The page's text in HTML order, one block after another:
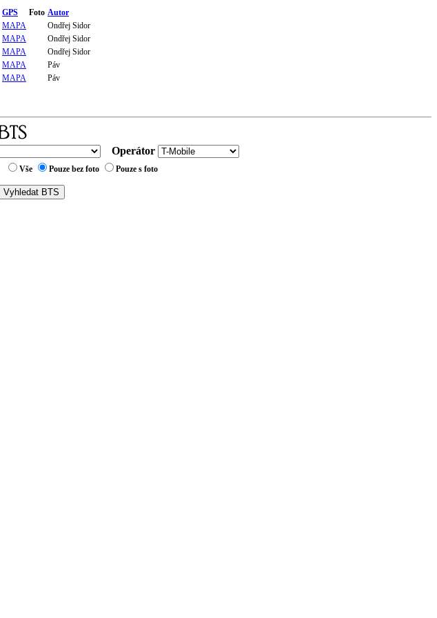
GPS Foto Autor
MAPA
Ondřej Sidor
MAPA
Ondřej Sidor
MAPA
Ondřej Sidor
MAPA
Páv
MAPA Páv
Operátor
Vše Pouze bez foto Pouze s foto